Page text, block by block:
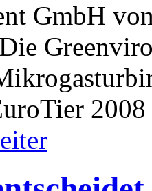
GmbH